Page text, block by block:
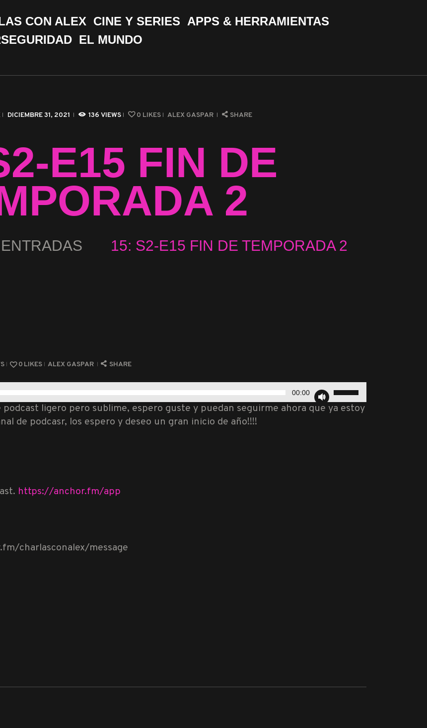
CON ALEX CINE Y SERIES
APPS & HERRAMIENTAS
EL MUNDO
DICIEMBRE 31, 2021 136 VIEWS 0 LIKES ALEX GASPAR SHARE
E15 FIN DE
2
15: S2-E15 FIN DE TEMPORADA 2
CON ALEX
Y SERIES
0 LIKES ALEX GASPAR SHARE
00:00
Utiliza
las
ligero pero sublime, espero guste y puedan seguirme ahora que ya estoy
de podcasr, los espero y deseo un gran inicio de año!!!!
https://anchor.fm/app
charlasconalex/message